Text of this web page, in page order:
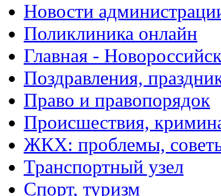
Новости
Поликлиника онлайн
Главная -
Поздравления,
Право и правопорядок
Происшествия,
ЖКХ: проблемы,
Транспортный узел
Спорт, туризм